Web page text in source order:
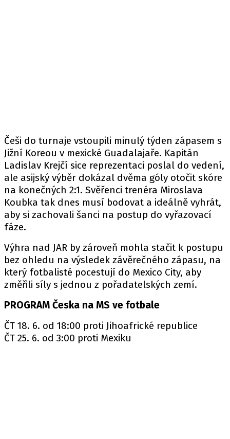
Češi do turnaje vstoupili minulý týden zápasem s
Jižní Koreou v mexické Guadalajaře. Kapitán
Ladislav Krejčí sice reprezentaci poslal do vedení,
ale asijský výběr dokázal dvěma góly otočit skóre
na konečných 2:1. Svěřenci trenéra Miroslava
Koubka tak dnes musí bodovat a ideálně vyhrát,
aby si zachovali šanci na postup do vyřazovací
fáze.
Výhra nad JAR by zároveň mohla stačit k postupu
bez ohledu na výsledek závěrečného zápasu, na
který fotbalisté pocestují do Mexico City, aby
změřili síly s jednou z pořadatelských zemí.
PROGRAM Česka na MS ve fotbale
ČT 18. 6. od 18:00 proti Jihoafrické republice
ČT 25. 6. od 3:00 proti Mexiku